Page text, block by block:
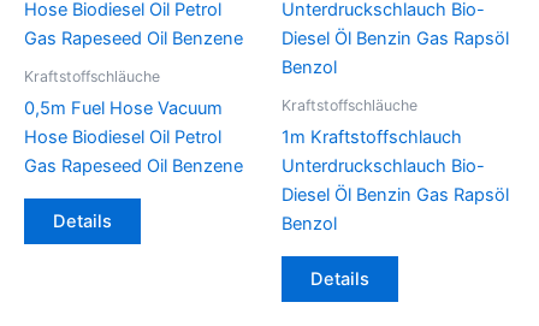
Kraftstoffschläuche
0,5m Fuel Hose Vacuum
Hose Biodiesel Oil Petrol
Gas Rapeseed Oil Benzene
Details
Dieses
Kraftstoffschläuche
1m Kraftstoffschlauch
Unterdruckschlauch Bio-
Diesel Öl Benzin Gas Rapsöl
Benzol
Details
Dieses